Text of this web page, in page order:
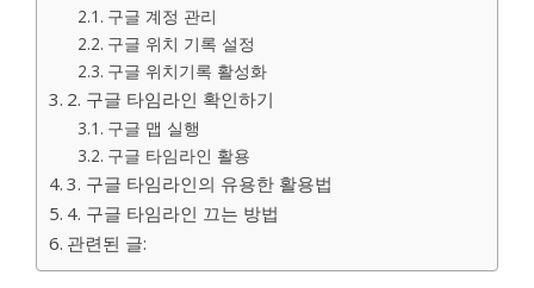
구글 계정 관리
구글 위치 기록 설정
구글 위치기록 활성화
2. 구글 타임라인 확인하기
구글 맵 실행
구글 타임라인 활용
3. 구글 타임라인의 유용한 활용법
4. 구글 타임라인 끄는 방법
관련된 글: